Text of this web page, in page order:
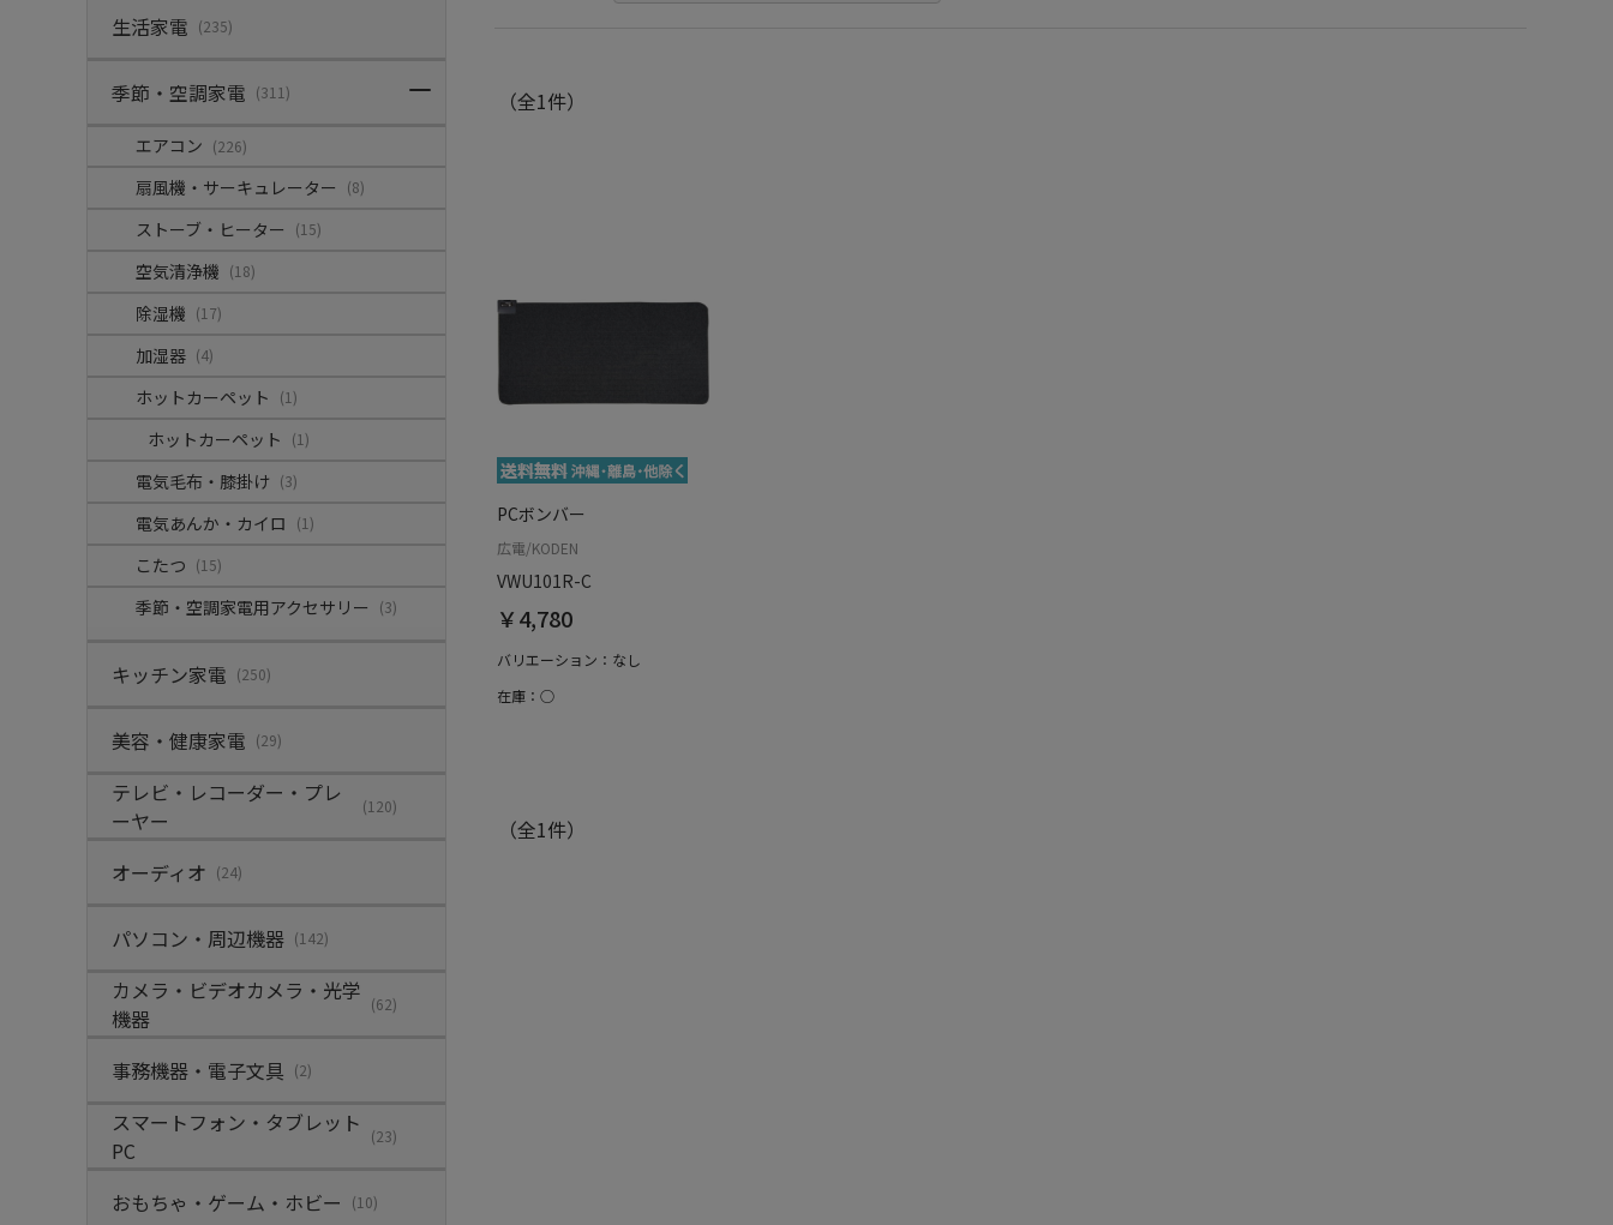
生活家電 (235)
季節・空調家電 (311)
エアコン (226)
扇風機・サーキュレーター (8)
ストーブ・ヒーター (15)
空気清浄機 (18)
除湿機 (17)
加湿器 (4)
ホットカーペット (1)
ホットカーペット (1)
電気毛布・膝掛け (3)
電気あんか・カイロ (1)
こたつ (15)
季節・空調家電用アクセサリー (3)
キッチン家電 (250)
美容・健康家電 (29)
テレビ・レコーダー・プレ
ーヤー
(120)
オーディオ (24)
パソコン・周辺機器 (142)
カメラ・ビデオカメラ・光学
機器
(62)
事務機器・電子文具 (2)
スマートフォン・タブレット
PC
(23)
おもちゃ・ゲーム・ホビー (10)
（全1件）
PCボンバー
広電/KODEN
VWU101R-C
￥4,780
バリエーション：なし
在庫：○
（全1件）